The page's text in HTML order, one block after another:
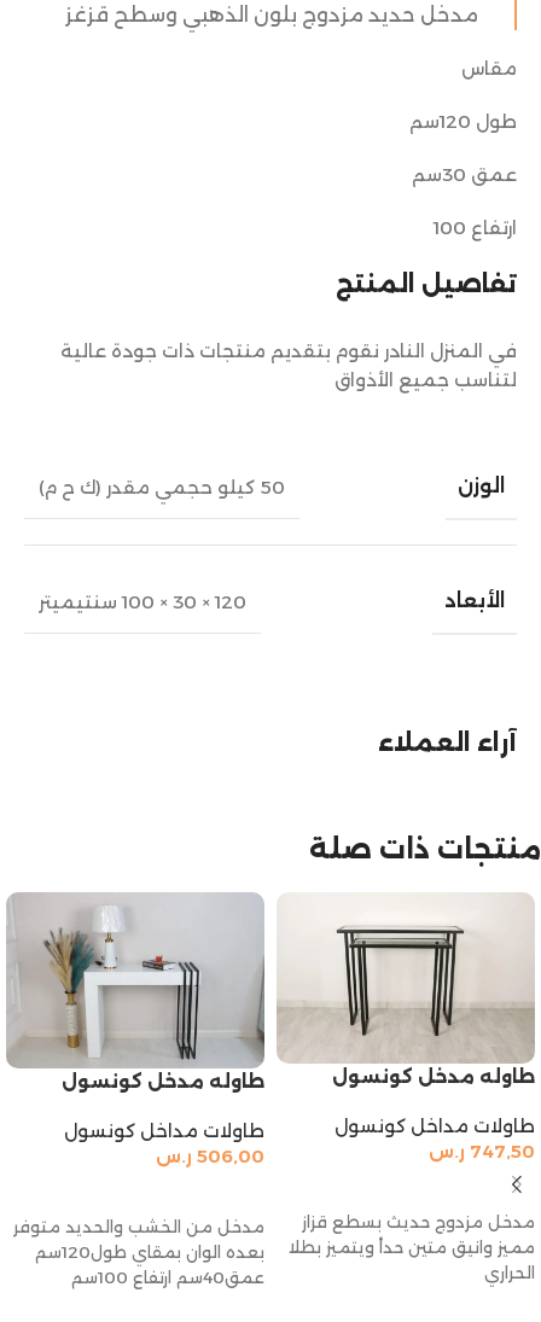
تفاصيل المنتج
في المنزل النادر نقوم بتقديم منتجات ذات جودة عالية
لتناسب جميع الأذواق
الوزن 50 كيلو حجمي مقدر (ك ح م)
الأبعاد 120 × 30 × 100 سنتيميتر
مدخل حديد مزدوج بلون الذهبي وسطح قزغز
مقاس
طول 120سم
عمق 30سم
ارتفاع 100
آراء العملاء
منتجات ذات صلة
طاوله مدخل كونسول
طاولات مداخل كونسول
747,50 ر.س
إضافة إلى السلة
مدخل مزدوج حديث بسطع قزاز
مميز وانيق متين حدأ ويتميز بطلا
الحراري
طاوله مدخل كونسول
طاولات مداخل كونسول
506,00 ر.س
مدخل من الخشب والحديد متوفر
بعده الوان بمقاي طول120سم
عمق40سم ارتفاع 100سم